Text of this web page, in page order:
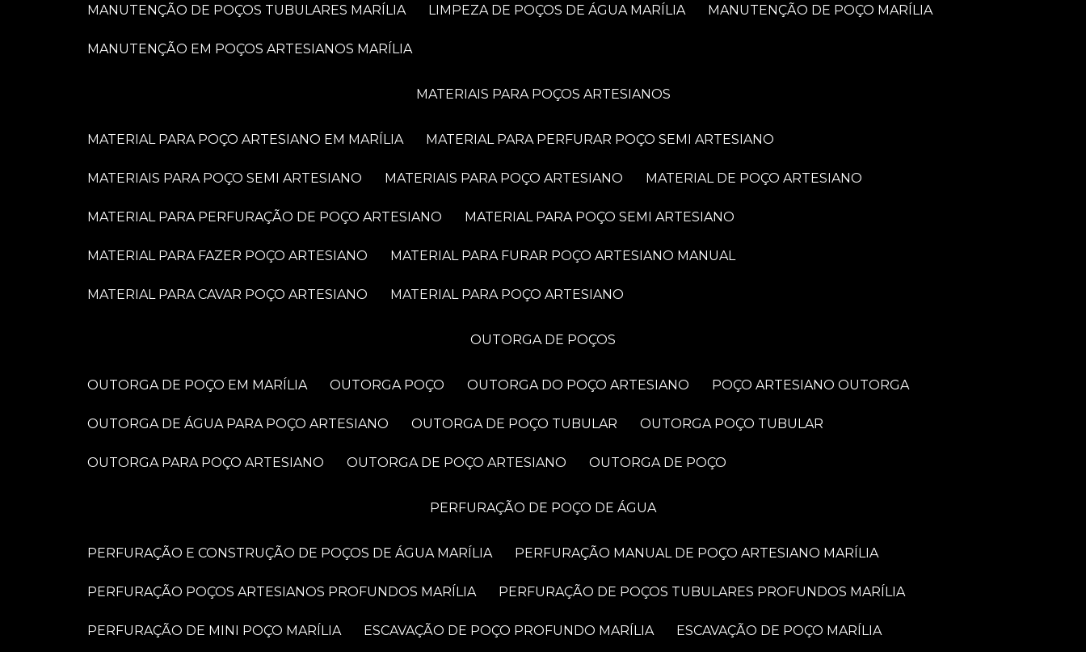
MANUTENÇÃO DE POÇOS TUBULARES MARÍLIA LIMPEZA DE POÇOS DE ÁGUA MARÍLIA MANUTENÇÃO DE POÇO MARÍLIA
MANUTENÇÃO EM POÇOS ARTESIANOS MARÍLIA
MATERIAIS PARA POÇOS ARTESIANOS
MATERIAL PARA POÇO ARTESIANO EM MARÍLIA MATERIAL PARA PERFURAR POÇO SEMI ARTESIANO
MATERIAIS PARA POÇO SEMI ARTESIANO MATERIAIS PARA POÇO ARTESIANO MATERIAL DE POÇO ARTESIANO
MATERIAL PARA PERFURAÇÃO DE POÇO ARTESIANO MATERIAL PARA POÇO SEMI ARTESIANO
MATERIAL PARA FAZER POÇO ARTESIANO MATERIAL PARA FURAR POÇO ARTESIANO MANUAL
MATERIAL PARA CAVAR POÇO ARTESIANO MATERIAL PARA POÇO ARTESIANO
OUTORGA DE POÇOS
OUTORGA DE POÇO EM MARÍLIA OUTORGA POÇO OUTORGA DO POÇO ARTESIANO POÇO ARTESIANO OUTORGA
OUTORGA DE ÁGUA PARA POÇO ARTESIANO OUTORGA DE POÇO TUBULAR OUTORGA POÇO TUBULAR
OUTORGA PARA POÇO ARTESIANO OUTORGA DE POÇO ARTESIANO OUTORGA DE POÇO
PERFURAÇÃO DE POÇO DE ÁGUA
PERFURAÇÃO E CONSTRUÇÃO DE POÇOS DE ÁGUA MARÍLIA PERFURAÇÃO MANUAL DE POÇO ARTESIANO MARÍLIA
PERFURAÇÃO POÇOS ARTESIANOS PROFUNDOS MARÍLIA PERFURAÇÃO DE POÇOS TUBULARES PROFUNDOS MARÍLIA
PERFURAÇÃO DE MINI POÇO MARÍLIA ESCAVAÇÃO DE POÇO PROFUNDO MARÍLIA ESCAVAÇÃO DE POÇO MARÍLIA